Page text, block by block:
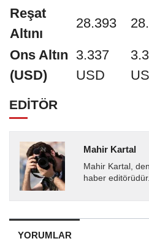
Reşat
Altını
28.393
Ons Altın
(USD)
3.337
USD
EDİTÖR
Mahir Kartal
Mahir Kartal,
haber
gelişmeleri
YORUMLAR